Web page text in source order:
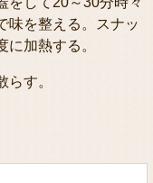
味を整える。スナッ
加熱する。
す。